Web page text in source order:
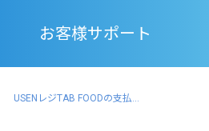
お客様サポート
USENレジTAB FOODの支払...